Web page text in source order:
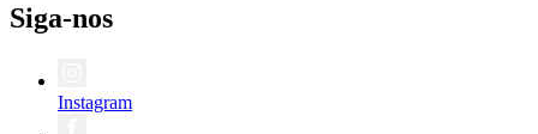
Siga-nos
Instagram